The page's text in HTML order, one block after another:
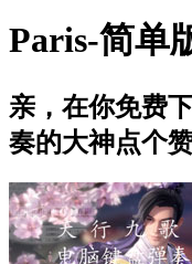
Paris-简单
亲，在你免费
奏的大神点个